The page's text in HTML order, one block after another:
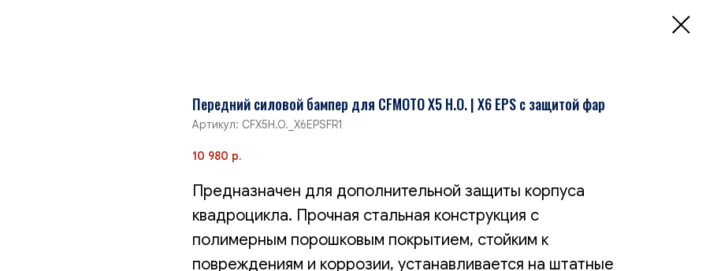
Передний силовой бампер для CFMOTO X5 H.O. | X6 EPS с защитой фар
Артикул: CFX5H.O._X6EPSFR1
10 980 р.
Предназначен для дополнительной защиты корпуса
квадроцикла. Прочная стальная конструкция с
полимерным порошковым покрытием, стойким к
повреждениям и коррозии, устанавливается на штатные